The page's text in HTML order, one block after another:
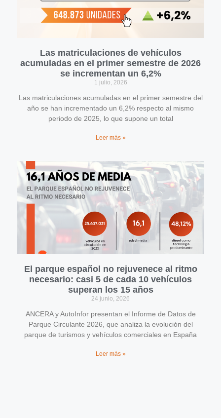
Las matriculaciones de vehículos
acumuladas en el primer semestre de 2026
se incrementan un 6,2%
1 julio, 2026
Las matriculaciones acumuladas en el primer semestre del
año se han incrementado un 6,2% respecto al mismo
periodo de 2025, lo que supone un total
Leer más »
El parque español no rejuvenece al ritmo
necesario: casi 5 de cada 10 vehículos
superan los 15 años
24 junio, 2026
ANCERA y AutoInfor presentan el Informe de Datos de
Parque Circulante 2026, que analiza la evolución del
parque de turismos y vehículos comerciales en España
Leer más »